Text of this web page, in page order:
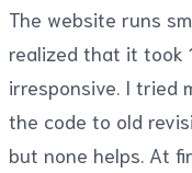
The website runs
realized that it took
irresponsive. I tried
the code to old
but none helps. At